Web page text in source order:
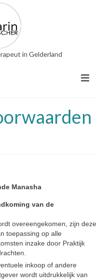
in Gelderland
Manasha
van de
overeengekomen, zijn deze
toepassing op alle
inzake door Praktijk
inkoop of andere
wordt uitdrukkelijk van